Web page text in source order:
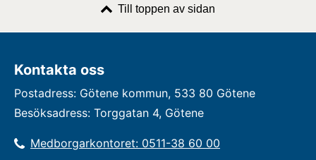
Till toppen av sidan
Kontakta oss
Postadress: Götene kommun, 533 80 Götene
Besöksadress: Torggatan 4, Götene
Medborgarkontoret: 0511-38 60 00